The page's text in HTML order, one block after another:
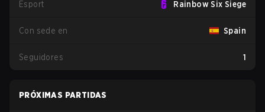
Esport Rainbow Six Siege
Con sede en Spain
Seguidores 1
PRÓXIMAS PARTIDAS